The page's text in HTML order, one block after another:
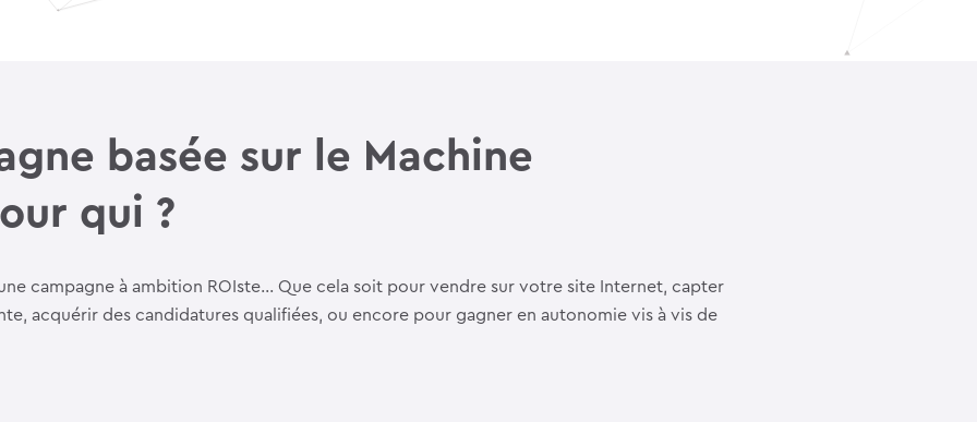
basée sur le Machine
qui ?
campagne à ambition ROIste… Que cela soit pour vendre sur votre site Internet, capter
acquérir des candidatures qualifiées, ou encore pour gagner en autonomie vis à vis de